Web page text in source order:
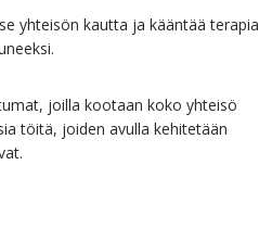
yhteisön kautta ja kääntää terapia
joilla kootaan koko yhteisö
töitä, joiden avulla kehitetään